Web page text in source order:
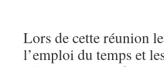
Lors de cette réunion
l’emploi du temps et